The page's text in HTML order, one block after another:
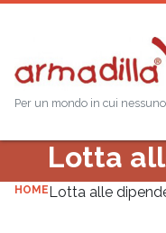
Per un mondo in cui
Lotta
HOME Lotta alle